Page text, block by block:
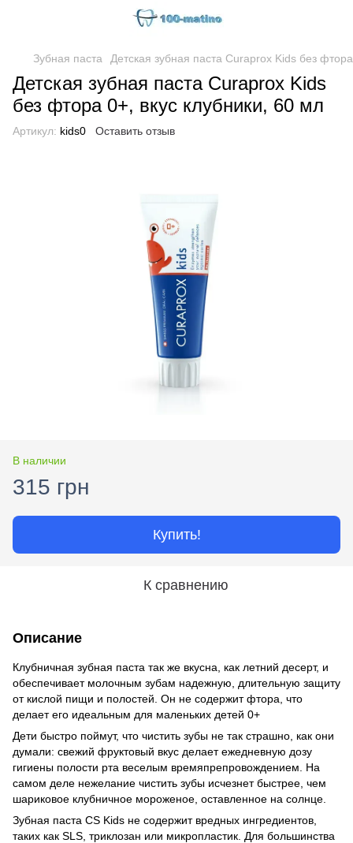
Зубная паста Детская зубная паста Curaprox Kids без
Детская зубная паста Curaprox Kids
без фтора 0+, вкус клубники, 60 мл
Артикул: kids0 Оставить отзыв
В наличии
315 грн
Купить!
К сравнению
Описание
Клубничная зубная паста так же вкусна, как летний десерт, и
обеспечивает молочным зубам надежную, длительную защиту
от кислой пищи и полостей. Он не содержит фтора, что
делает его идеальным для маленьких детей 0+
Дети быстро поймут, что чистить зубы не так страшно, как они
думали: свежий фруктовый вкус делает ежедневную дозу
гигиены полости рта веселым времяпрепровождением. На
самом деле нежелание чистить зубы исчезнет быстрее, чем
шариковое клубничное мороженое, оставленное на солнце.
Зубная паста CS Kids не содержит вредных ингредиентов,
таких как SLS, триклозан или микропластик. Для большинства